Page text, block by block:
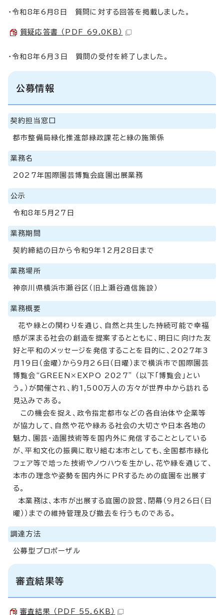
・令和8年6月8日 質問に対する回答を掲載しました。
質疑応答書 （PDF 69.0KB）
・令和8年6月3日 質問の受付を終了しました。
公募情報
契約担当窓口
都市整備局緑化推進部緑政課花と緑の施策係
業務名
2027年国際園芸博覧会庭園出展業務
公示
令和8年5月27日
業務期間
契約締結の日から令和9年12月28日まで
業務場所
神奈川県横浜市瀬谷区（旧上瀬谷通信施設）
業務概要
花や緑との関わりを通じ、自然と共生した持続可能で幸福
感が深まる社会の創造を提案するとともに、明日に向けた友
好と平和のメッセージを発信することを目的に、2027年3
月19日（金曜）から9月26日（日曜）まで横浜市で国際園芸
博覧会“GREEN×EXPO 2027” （以下「博覧会」とい
う。）が開催され、約1,500万人の方々が世界中から訪れる
見込みである。
この機会を捉え、政令指定都市などの各自治体や企業等
が協力して、自然や花や緑ある社会の大切さや日本各地の
魅力、園芸・造園技術等を国内外に発信することとしている
が、平和文化の振興に取り組む本市としても、全国都市緑化
フェア等で培った技術やノウハウを生かし、花や緑を通じて、
本市の理念や姿勢を国内外にPRするための庭園を出展す
る。
本業務は、本市が出展する庭園の設営、閉幕（9月26日（日
曜））までの維持管理及び撤去を行うものである。
調達方法
公募型プロポーザル
審査結果等
審査結果 （PDF 55.6KB）